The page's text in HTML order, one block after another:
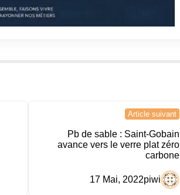
Article suivant
Pb de sable : Saint-Gobain
avance vers le verre plat zéro
carbone
piwi
17 Mai, 2022